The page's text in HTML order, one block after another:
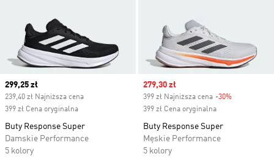
Current price
299,25 zł
239,40 zł Najniższa cena
399 zł Cena oryginalna
Buty Response Super
Damskie Performance
5 kolory
Sale price
279,30 zł
399 zł Najniższa cena -30%
399 zł Cena oryginalna
Buty Response Super
Męskie Performance
5 kolory